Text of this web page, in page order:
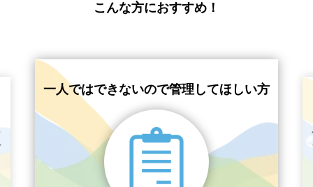
こんな方におすすめ！
一人ではできないので管理してほしい方